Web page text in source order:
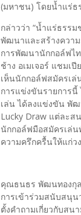
(มหาชน) โดยน้ำแร่ธ
กล่าวว่า “น้ำแร่ธรร
พัฒนาและสร้างความ
การพัฒนานักกอล์ฟไ
ช้าง อเมเจอร์ แชมเ
เห็นนักกอล์ฟสมัครเล่
การแข่งขันรายการ
เล่น ได้ลงแข่งขัน พั
Lucky Draw แต่ละส
นักกอล์ฟมือสมัครเล่น
ความครึกครื้นให้แก่ว
คุณธนธร พัฒนทองกุล
การเข้าร่วมสนับสนุน
ตั้งคำถามเกี่ยวกับสน